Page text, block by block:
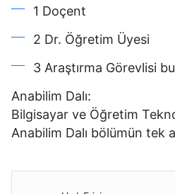
1 Doçent
2 Dr. Öğretim Üyesi
3 Araştırma Görevlisi
Anabilim Dalı:
Bilgisayar ve Öğretim
Anabilim Dalı bölümün tek